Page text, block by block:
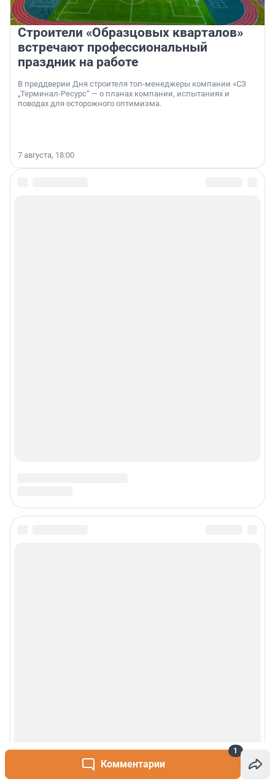
Комментарии
1
Строители «Образцовых кварталов»
встречают профессиональный
праздник на работе
В преддверии Дня строителя топ-менеджеры компании «СЗ
„Терминал-Ресурс“ — о планах компании, испытаниях и
поводах для осторожного оптимизма.
7 августа, 18:00